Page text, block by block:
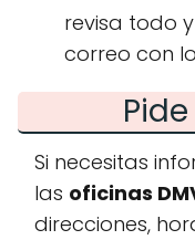
revisa todo
correo con
Si necesitas
las oficinas
direcciones,